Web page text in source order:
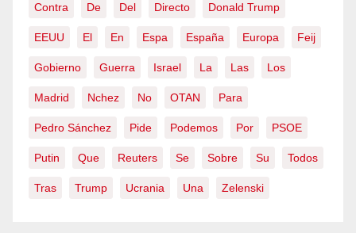
Contra De Del Directo Donald Trump
EEUU El En Espa España Europa Feij
Gobierno Guerra Israel La Las Los
Madrid Nchez No OTAN Para
Pedro Sánchez Pide Podemos Por PSOE
Putin Que Reuters Se Sobre Su Todos
Tras Trump Ucrania Una Zelenski